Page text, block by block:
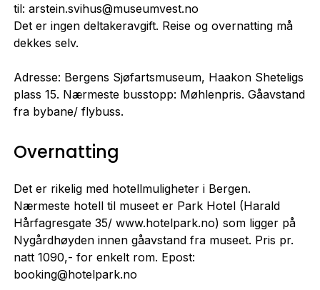
til: arstein.svihus@museumvest.no
Det er ingen deltakeravgift. Reise og overnatting må
dekkes selv.
Adresse: Bergens Sjøfartsmuseum, Haakon Sheteligs
plass 15. Nærmeste busstopp: Møhlenpris. Gåavstand
fra bybane/ flybuss.
Overnatting
Det er rikelig med hotellmuligheter i Bergen.
Nærmeste hotell til museet er Park Hotel (Harald
Hårfagresgate 35/ www.hotelpark.no) som ligger på
Nygårdhøyden innen gåavstand fra museet. Pris pr.
natt 1090,- for enkelt rom. Epost:
booking@hotelpark.no